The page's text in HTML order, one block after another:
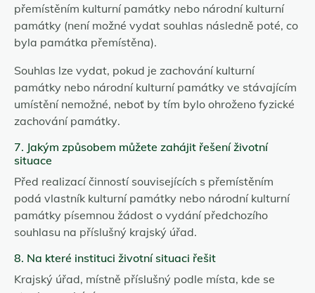
přemístěním kulturní památky nebo národní kulturní
památky (není možné vydat souhlas následně poté, co
byla památka přemístěna).
Souhlas lze vydat, pokud je zachování kulturní
památky nebo národní kulturní památky ve stávajícím
umístění nemožné, neboť by tím bylo ohroženo fyzické
zachování památky.
7. Jakým způsobem můžete zahájit řešení životní
situace
Před realizací činností souvisejících s přemístěním
podá vlastník kulturní památky nebo národní kulturní
památky písemnou žádost o vydání předchozího
souhlasu na příslušný krajský úřad.
8. Na které instituci životní situaci řešit
Krajský úřad, místně příslušný podle místa, kde se